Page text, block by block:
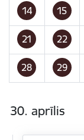
14 15
21 22
28 29
30. aprīlis